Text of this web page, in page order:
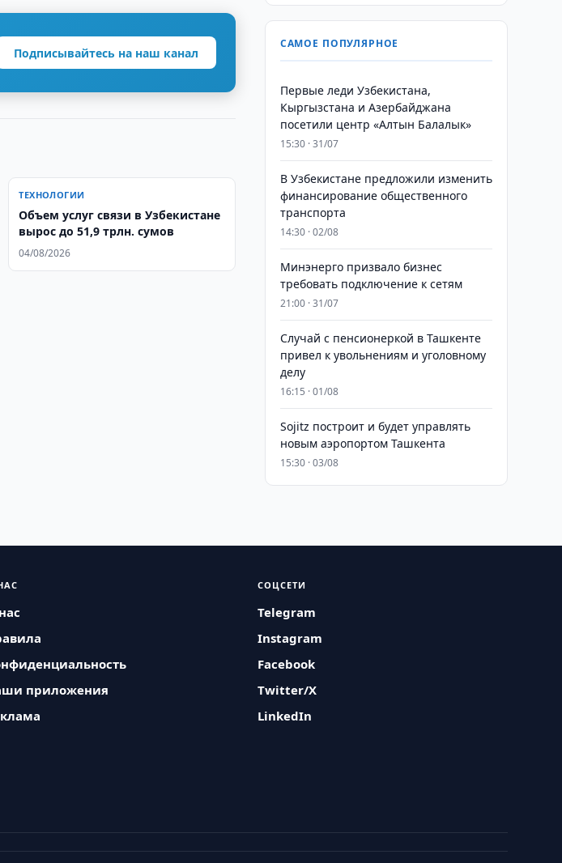
Подписывайтесь на наш канал
ТЕХНОЛОГИИ
Объем услуг связи в Узбекистане
вырос до 51,9 трлн. сумов
04/08/2026
САМОЕ ПОПУЛЯРНОЕ
Первые леди Узбекистана,
Кыргызстана и Азербайджана
посетили центр «Алтын Балалык»
15:30 · 31/07
В Узбекистане предложили изменить
финансирование общественного
транспорта
14:30 · 02/08
Минэнерго призвало бизнес
требовать подключение к сетям
21:00 · 31/07
Случай с пенсионеркой в Ташкенте
привел к увольнениям и уголовному
делу
16:15 · 01/08
Sojitz построит и будет управлять
новым аэропортом Ташкента
15:30 · 03/08
приложения
СОЦСЕТИ
Telegram
Instagram
Facebook
Twitter/X
LinkedIn